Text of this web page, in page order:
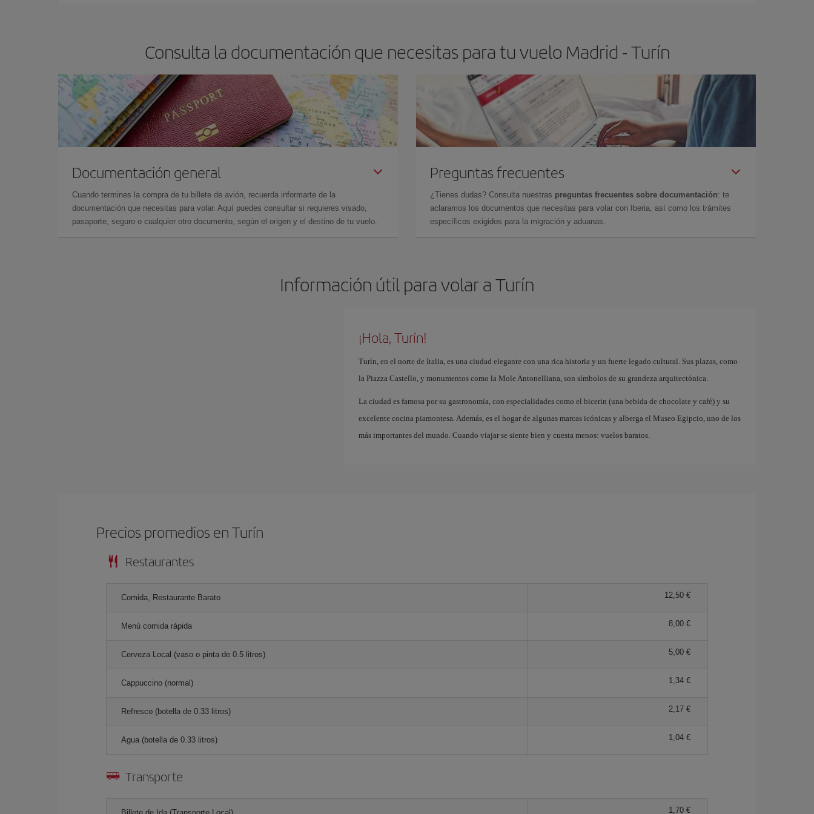
Consulta la documentación que necesitas para tu vuelo Madrid - Turín
Documentación general
Cuando termines la compra de tu billete de avión, recuerda informarte de la
documentación que necesitas para volar. Aquí puedes consultar si requieres visado,
pasaporte, seguro o cualquier otro documento, según el origen y el destino de tu vuelo.
Preguntas frecuentes
¿Tienes dudas? Consulta nuestras preguntas frecuentes sobre documentación: te
aclaramos los documentos que necesitas para volar con Iberia, así como los trámites
específicos exigidos para la migración y aduanas.
Información útil para volar a Turín
¡Hola, Turín!
Turín, en el norte de Italia, es una ciudad elegante con una rica historia y un fuerte legado cultural. Sus plazas, como
la Piazza Castello, y monumentos como la Mole Antonelliana, son símbolos de su grandeza arquitectónica.
La ciudad es famosa por su gastronomía, con especialidades como el bicerin (una bebida de chocolate y café) y su
excelente cocina piamontesa. Además, es el hogar de algunas marcas icónicas y alberga el Museo Egipcio, uno de los
más importantes del mundo. Cuando viajar se siente bien y cuesta menos: vuelos baratos.
Precios promedios en Turín
Restaurantes
Comida, Restaurante Barato 12,50 €
Menú comida rápida 8,00 €
Cerveza Local (vaso o pinta de 0.5 litros) 5,00 €
Cappuccino (normal) 1,34 €
Refresco (botella de 0.33 litros) 2,17 €
Agua (botella de 0.33 litros) 1,04 €
Transporte
1,70 €